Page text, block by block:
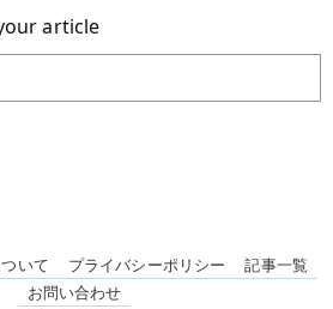
article
いて プライバシーポリシー
記事一覧
お問い合わせ